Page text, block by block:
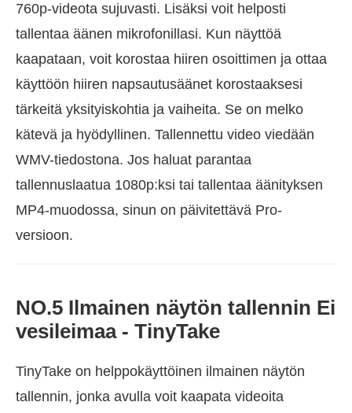
760p-videota sujuvasti. Lisäksi voit helposti
tallentaa äänen mikrofonillasi. Kun näyttöä
kaapataan, voit korostaa hiiren osoittimen ja ottaa
käyttöön hiiren napsautusäänet korostaaksesi
tärkeitä yksityiskohtia ja vaiheita. Se on melko
kätevä ja hyödyllinen. Tallennettu video viedään
WMV-tiedostona. Jos haluat parantaa
tallennuslaatua 1080p:ksi tai tallentaa äänityksen
MP4-muodossa, sinun on päivitettävä Pro-
versioon.
NO.5 Ilmainen näytön tallennin Ei
vesileimaa - TinyTake
TinyTake on helppokäyttöinen ilmainen näytön
tallennin, jonka avulla voit kaapata videoita